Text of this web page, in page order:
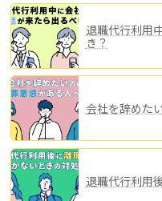
退職代行利用
き？
会社を辞めた
退職代行利用